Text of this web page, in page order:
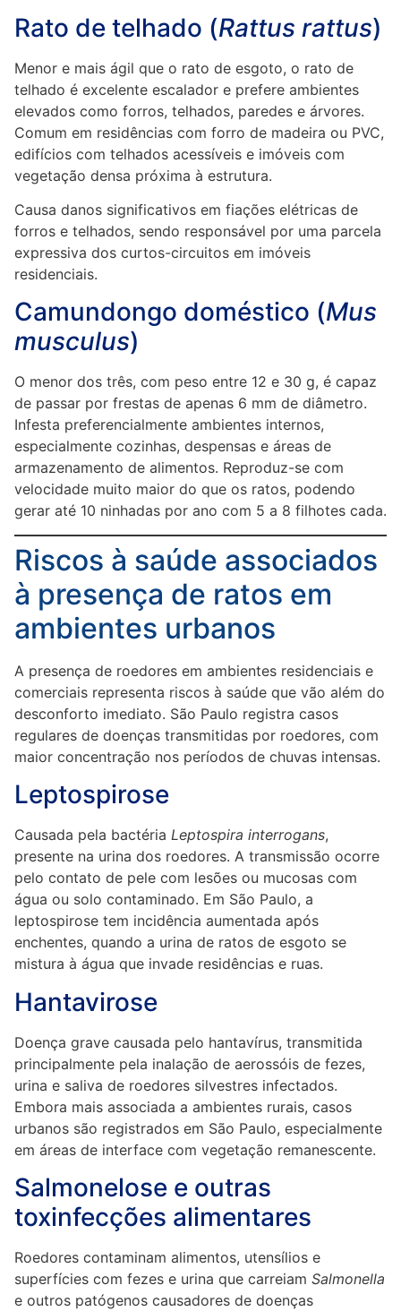
Rato de telhado (Rattus rattus)
Menor e mais ágil que o rato de esgoto, o rato de
telhado é excelente escalador e prefere ambientes
elevados como forros, telhados, paredes e árvores.
Comum em residências com forro de madeira ou PVC,
edifícios com telhados acessíveis e imóveis com
vegetação densa próxima à estrutura.
Causa danos significativos em fiações elétricas de
forros e telhados, sendo responsável por uma parcela
expressiva dos curtos-circuitos em imóveis
residenciais.
Camundongo doméstico (Mus
musculus)
O menor dos três, com peso entre 12 e 30 g, é capaz
de passar por frestas de apenas 6 mm de diâmetro.
Infesta preferencialmente ambientes internos,
especialmente cozinhas, despensas e áreas de
armazenamento de alimentos. Reproduz-se com
velocidade muito maior do que os ratos, podendo
gerar até 10 ninhadas por ano com 5 a 8 filhotes cada.
Riscos à saúde associados
à presença de ratos em
ambientes urbanos
A presença de roedores em ambientes residenciais e
comerciais representa riscos à saúde que vão além do
desconforto imediato. São Paulo registra casos
regulares de doenças transmitidas por roedores, com
maior concentração nos períodos de chuvas intensas.
Leptospirose
Causada pela bactéria Leptospira interrogans,
presente na urina dos roedores. A transmissão ocorre
pelo contato de pele com lesões ou mucosas com
água ou solo contaminado. Em São Paulo, a
leptospirose tem incidência aumentada após
enchentes, quando a urina de ratos de esgoto se
mistura à água que invade residências e ruas.
Hantavirose
Doença grave causada pelo hantavírus, transmitida
principalmente pela inalação de aerossóis de fezes,
urina e saliva de roedores silvestres infectados.
Embora mais associada a ambientes rurais, casos
urbanos são registrados em São Paulo, especialmente
em áreas de interface com vegetação remanescente.
Salmonelose e outras
toxinfecções alimentares
Roedores contaminam alimentos, utensílios e
superfícies com fezes e urina que carreiam Salmonella
e outros patógenos causadores de doenças